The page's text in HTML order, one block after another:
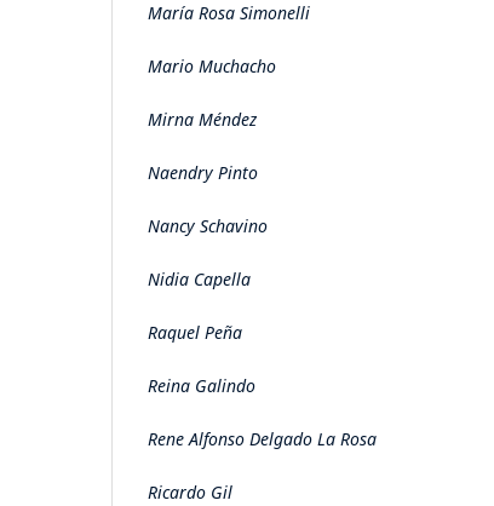
María Rosa Simonelli
Mario Muchacho
Mirna Méndez
Naendry Pinto
Nancy Schavino
Nidia Capella
Raquel Peña
Reina Galindo
Rene Alfonso Delgado La Rosa
Ricardo Gil